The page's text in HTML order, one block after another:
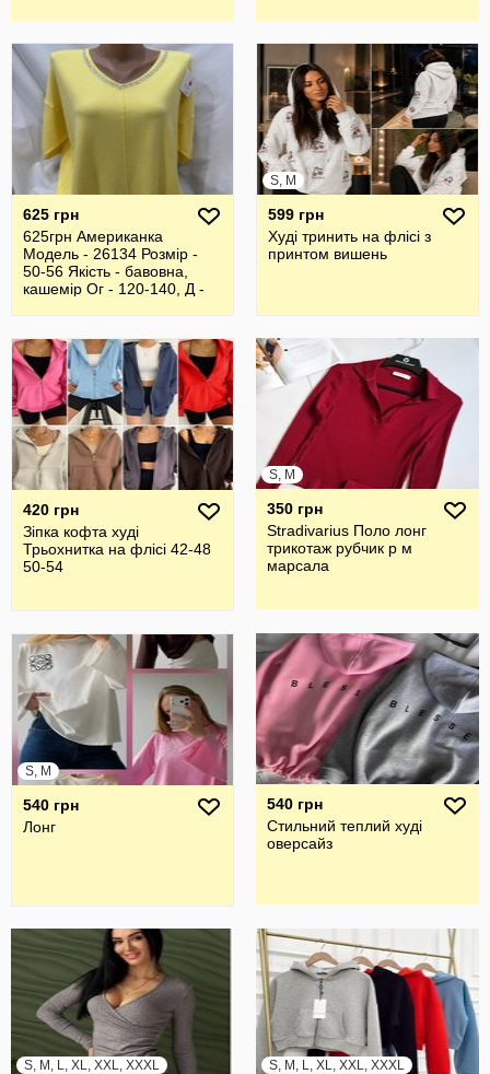
625 грн
625грн Американка
Модель - 26134 Розмір -
50-56 Якість - бавовна,
кашемір Ог - 120-140, Д -
S, M
599 грн
Худі тринить на флісі з
принтом вишень
420 грн
Зіпка кофта худі
Трьохнитка на флісі 42-48
50-54
S, M
350 грн
Stradivarius Поло лонг
трикотаж рубчик р м
марсала
S, M
540 грн
Лонг
540 грн
Стильний теплий худі
оверсайз
S, M, L, XL, XXL, XXXL S, M, L, XL, XXL, XXXL